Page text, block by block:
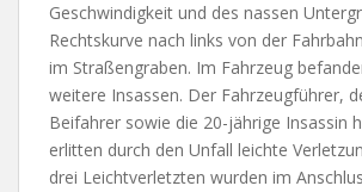
Geschwindigkeit und des nassen
Rechtskurve nach links von der
im Straßengraben. Im Fahrzeug
weitere Insassen. Der Fahrzeugführer,
Beifahrer sowie die 20-jährige Insassin
erlitten durch den Unfall leichte
drei Leichtverletzten wurden im